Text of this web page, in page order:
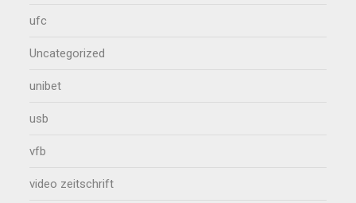
ufc
Uncategorized
unibet
usb
vfb
video zeitschrift